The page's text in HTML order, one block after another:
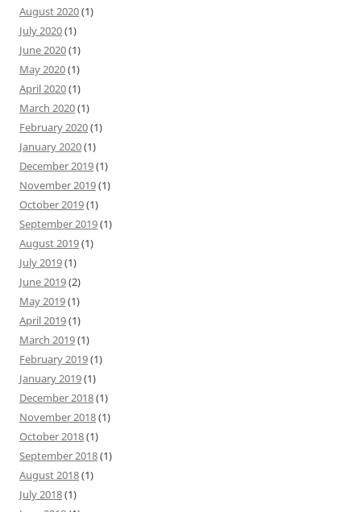
August 2020(1)
July 2020(1)
June 2020(1)
May 2020(1)
April 2020(1)
March 2020(1)
February 2020(1)
January 2020(1)
December 2019(1)
November 2019(1)
October 2019(1)
September 2019(1)
August 2019(1)
July 2019(1)
June 2019(2)
May 2019(1)
April 2019(1)
March 2019(1)
February 2019(1)
January 2019(1)
December 2018(1)
November 2018(1)
October 2018(1)
September 2018(1)
August 2018(1)
July 2018(1)